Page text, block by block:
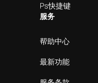
Ps快捷键
服务
帮助中心
最新功能